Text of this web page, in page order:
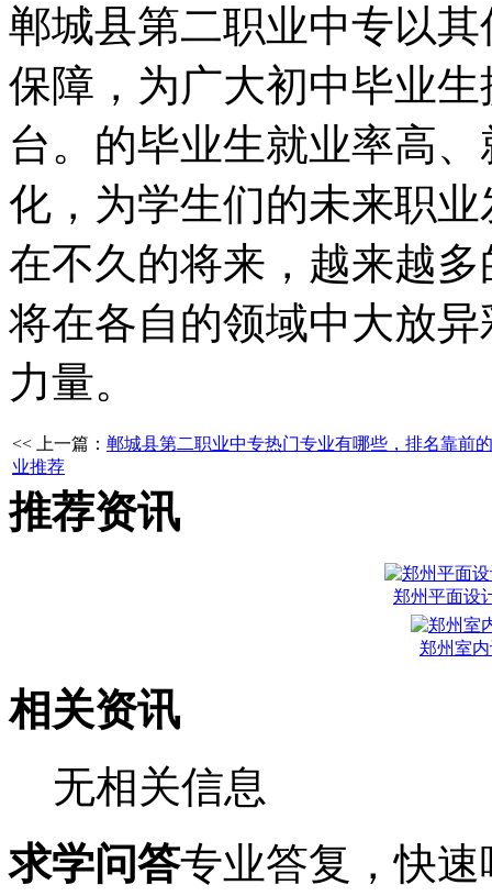
郸城县第二职业中专以
保障，为广大初中毕业
台。的毕业生就业率高
化，为学生们的未来职
在不久的将来，越来越
将在各自的领域中大放
力量。
<< 上一篇： 郸城县第二职业中专热门专业有哪些，排名靠前
业推荐
推荐资讯
郑州平面设
郑州室
相关资讯
无相关信息
求学问答专业答复，快速